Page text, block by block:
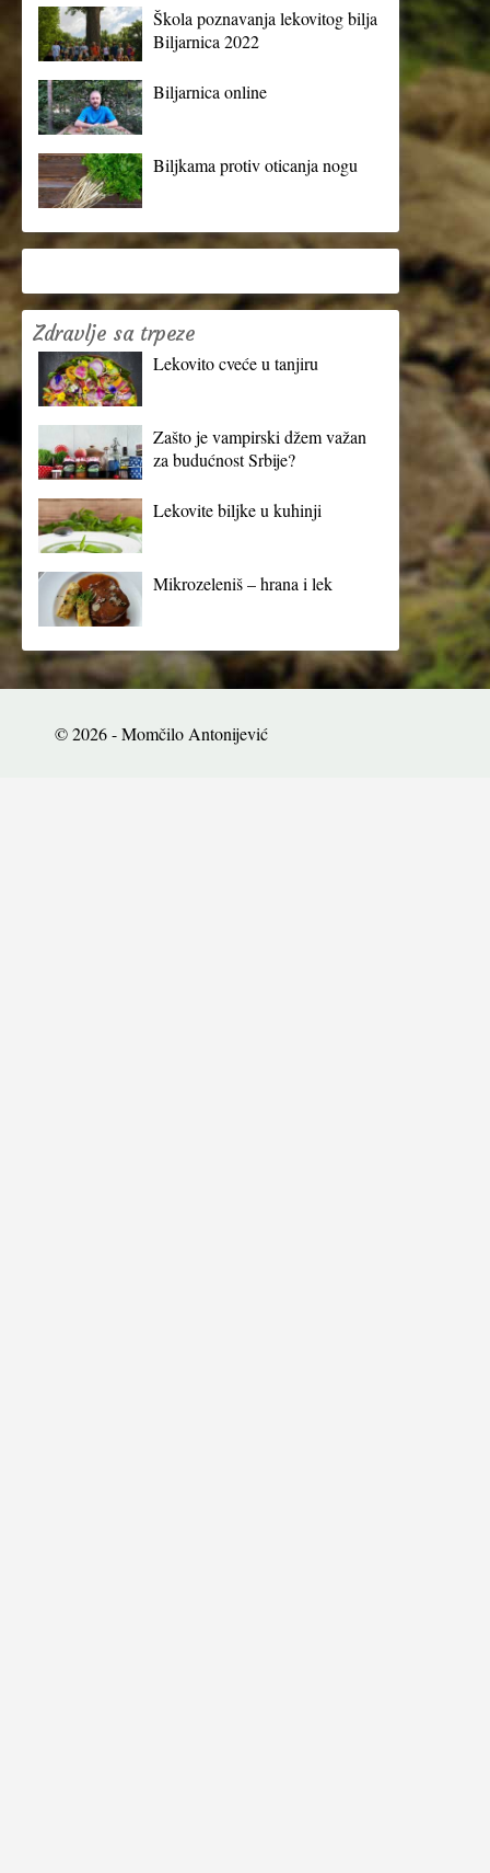
Škola poznavanja lekovitog bilja
Biljarnica 2022
Biljarnica online
Biljkama protiv oticanja nogu
Zdravlje sa trpeze
Lekovito cveće u tanjiru
Zašto je vampirski džem važan
za budućnost Srbije?
Lekovite biljke u kuhinji
Mikrozeleniš – hrana i lek
© 2026 - Momčilo Antonijević